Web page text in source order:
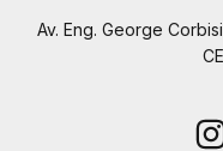
Av. Eng. George